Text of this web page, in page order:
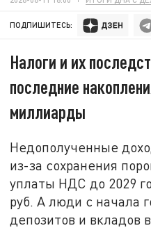
ПОДПИШИТЕСЬ:
Налоги и их
последние
миллиарды
Недополученные
из-за сохранения
уплаты НДС до 2029
руб. А люди с начала
депозитов и вкладов